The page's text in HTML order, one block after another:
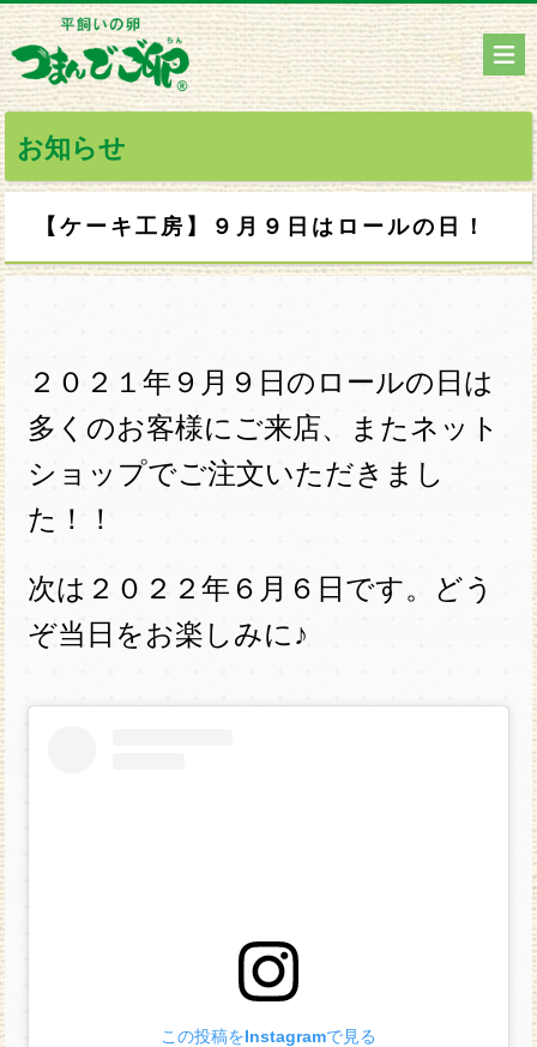
お知らせ
【ケーキ工房】９月９日はロールの日！
２０２１年９月９日のロールの日は
多くのお客様にご来店、またネット
ショップでご注文いただきまし
た！！
次は２０２２年６月６日です。どう
ぞ当日をお楽しみに♪
この投稿をInstagramで見る